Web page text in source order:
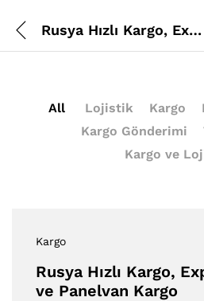
Rusya Hızlı Kargo, Express Lojistik ve Panelvan Kargo
All Lojistik Kargo
Kargo Gönderimi
Kargo ve
Kargo
Rusya Hızlı Kargo,
ve Panelvan Kargo